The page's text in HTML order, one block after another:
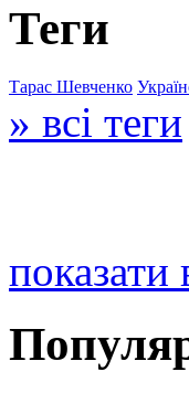
Теги
Тарас Шевченко
» всі теги
показати